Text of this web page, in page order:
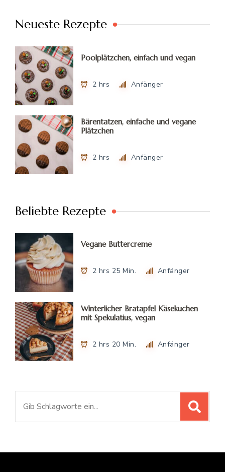
Neueste Rezepte
Poolplätzchen, einfach und vegan
2 hrs Anfänger
Bärentatzen, einfache und vegane
Plätzchen
2 hrs Anfänger
Beliebte Rezepte
Vegane Buttercreme
2 hrs 25 Min. Anfänger
Winterlicher Bratapfel Käsekuchen
mit Spekulatius, vegan
2 hrs 20 Min. Anfänger